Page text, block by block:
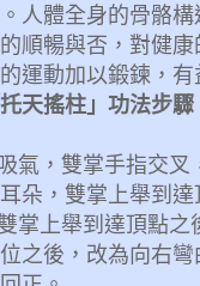
人體全身的骨骼
順暢與否，對健康
運動加以鍛鍊，有
托天搖柱」功法步驟
氣，雙掌手指交叉
朵，雙掌上舉到達
掌上舉到達頂點之
之後，改為向右